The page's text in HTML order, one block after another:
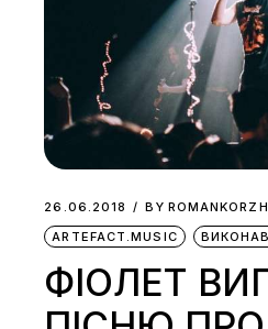
26.06.2018 BY
ARTEFACT.MUSIC
ФІОЛЕТ